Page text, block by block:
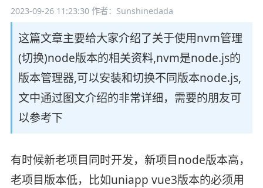
2023-09-26 11:23:30作者：Sunshinedada
这篇文章主要给大家介绍了关于使用nvm管理
(切换)node版本的相关资料,nvm是node.js的
版本管理器,可以安装和切换不同版本node.js,
文中通过图文介绍的非常详细，需要的朋友可
以参考下
有时候新老项目同时开发，新项目node版本高，
老项目版本低，比如uniapp vue3版本的必须用